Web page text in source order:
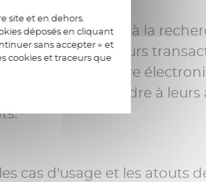
l'immobilier sont à la
pour accélérer leurs
de la signature
idéale pour répondre à
cas d'usage et les atouts
site et en dehors.
déposés en cliquant
sans accepter » et
cookies et traceurs que